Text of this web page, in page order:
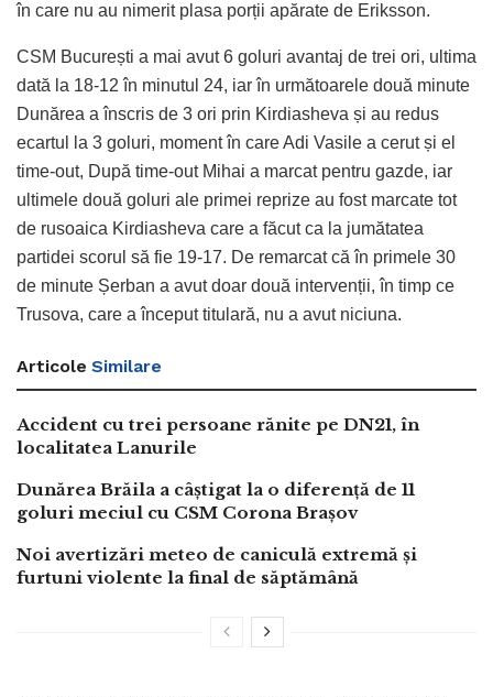
în care nu au nimerit plasa porții apărate de Eriksson.
CSM București a mai avut 6 goluri avantaj de trei ori, ultima
dată la 18-12 în minutul 24, iar în următoarele două minute
Dunărea a înscris de 3 ori prin Kirdiasheva și au redus
ecartul la 3 goluri, moment în care Adi Vasile a cerut și el
time-out, După time-out Mihai a marcat pentru gazde, iar
ultimele două goluri ale primei reprize au fost marcate tot
de rusoaica Kirdiasheva care a făcut ca la jumătatea
partidei scorul să fie 19-17. De remarcat că în primele 30
de minute Șerban a avut doar două intervenții, în timp ce
Trusova, care a început titulară, nu a avut niciuna.
Articole Similare
Accident cu trei persoane rănite pe DN21, în
localitatea Lanurile
Dunărea Brăila a câștigat la o diferență de 11
goluri meciul cu CSM Corona Brașov
Noi avertizări meteo de caniculă extremă și
furtuni violente la final de săptămână